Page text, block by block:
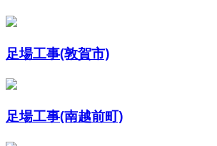
足場工事(敦賀市)
足場工事(南越前町)